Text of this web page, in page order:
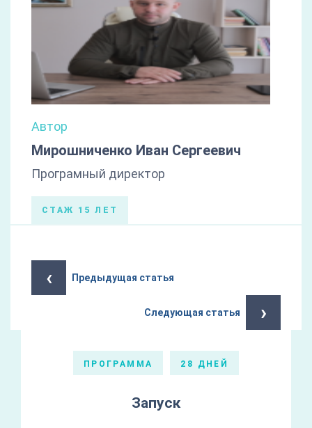
Автор
Мирошниченко Иван Сергеевич
Програмный директор
СТАЖ 15 ЛЕТ
‹ Предыдущая статья
Следующая статья ›
ПРОГРАММА 28 ДНЕЙ
Запуск